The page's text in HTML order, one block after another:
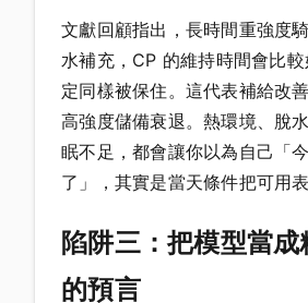
文獻回顧指出，長時間重強度
水補充，CP 的維持時間會比較
定同樣被保住。這代表補給改
高強度儲備衰退。熱環境、脫
眠不足，都會讓你以為自己「
了」，其實是當天條件把可用表
陷阱三：把模型當
的預言